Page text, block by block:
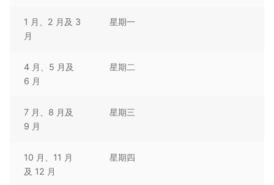
1 月、2 月及 3
月
星期一
4 月、5 月及
6 月
星期二
7 月、8 月及
9 月
星期三
10 月、11 月
及 12 月
星期四